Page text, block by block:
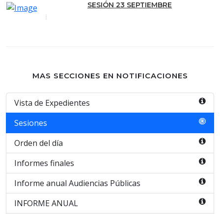
SESIÓN 23 SEPTIEMBRE
MAS SECCIONES EN NOTIFICACIONES
Vista de Expedientes
Sesiones
Orden del día
Informes finales
Informe anual Audiencias Públicas
INFORME ANUAL